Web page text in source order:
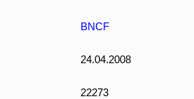
BNCF
24.04.2008
22273